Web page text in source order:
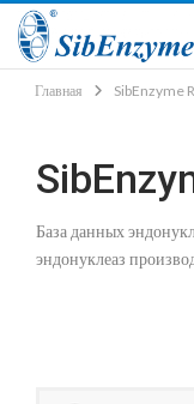
Главная SibEnzyme
База данных
эндонуклеаз